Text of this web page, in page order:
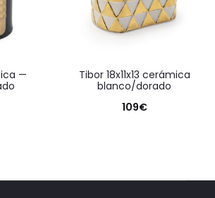
tibor 18x11x13 cerámica
blanco/dorado
109€